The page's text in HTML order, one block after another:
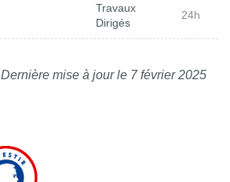
Travaux
Dirigés
24h
Dernière mise à jour le 7 février 2025